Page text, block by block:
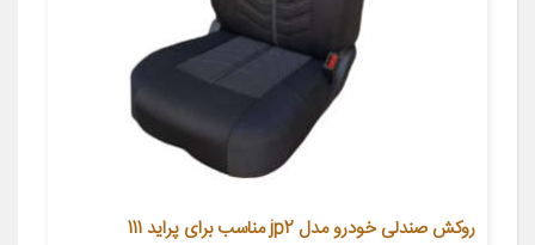
روکش صندلی خودرو مدل jp2 مناسب برای پراید 111